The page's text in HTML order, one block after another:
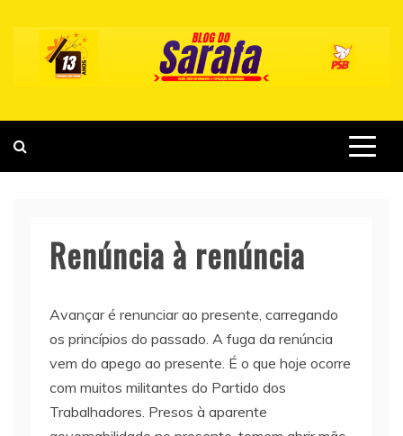
content
Renúncia à renúncia
Avançar é renunciar ao presente, carregando
os princípios do passado. A fuga da renúncia
vem do apego ao presente. É o que hoje ocorre
com muitos militantes do Partido dos
Trabalhadores. Presos à aparente